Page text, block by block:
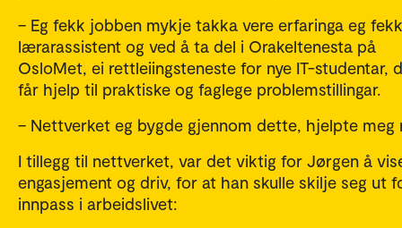
– Eg fekk jobben mykje takka vere erfaringa eg
lærarassistent og ved å ta del i Orakeltenesta på
OsloMet, ei rettleiingsteneste for nye IT-studentar,
får hjelp til praktiske og faglege problemstillingar.
– Nettverket eg bygde gjennom dette, hjelpte meg
I tillegg til nettverket, var det viktig for Jørgen å
engasjement og driv, for at han skulle skilje seg ut
innpass i arbeidslivet: